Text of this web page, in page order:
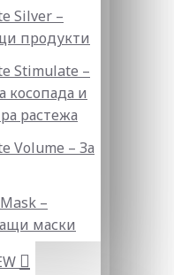
Silver –
продукти
Stimulate –
косопада и
растежа
Volume – За
–
маски